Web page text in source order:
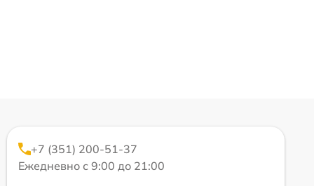
+7 (351) 200-51-37
Ежедневно с 9:00 до 21:00